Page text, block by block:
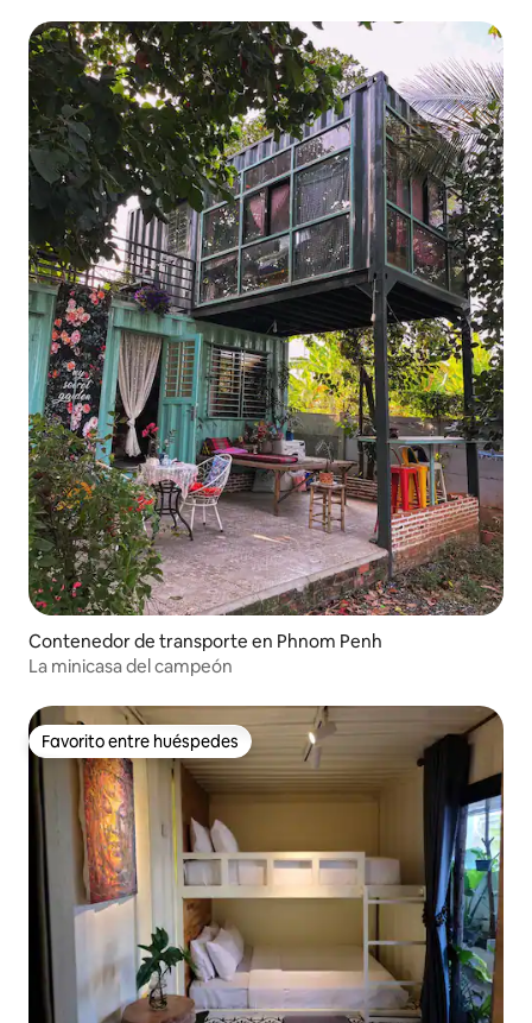
Contenedor de transporte en Phnom Penh
La minicasa del campeón
Favorito entre huéspedes
Favorito entre huéspedes